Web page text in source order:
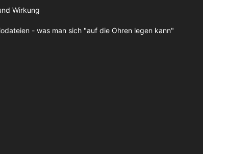
Wirkung
- was man sich "auf die Ohren legen kann"